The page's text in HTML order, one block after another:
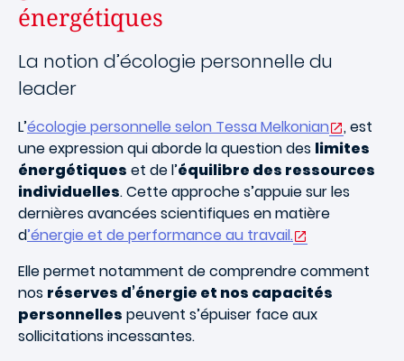
énergétiques
La notion d’écologie personnelle du
leader
L’écologie personnelle selon Tessa Melkonian
, est
une expression qui aborde la question des limites
énergétiques et de l’équilibre des ressources
individuelles. Cette approche s’appuie sur les
dernières avancées scientifiques en matière
d’énergie et de performance au travail.
Elle permet notamment de comprendre comment
nos réserves d’énergie et nos capacités
personnelles peuvent s’épuiser face aux
sollicitations incessantes.